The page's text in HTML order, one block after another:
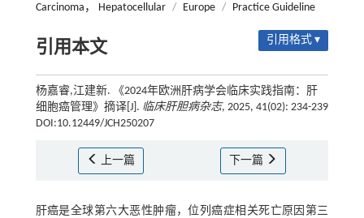
Carcinoma， Hepatocellular / Europe / Practice Guideline
引用本文 引用格式 ▾
杨嘉睿,江建新. 《2024年欧洲肝病学会临床实践指南：肝
细胞癌管理》摘译[J]. 临床肝胆病杂志, 2025, 41(02): 234-239
DOI:10.12449/JCH250207
上一篇 下一篇
肝癌是全球第六大恶性肿瘤，位列癌症相关死亡原因第三